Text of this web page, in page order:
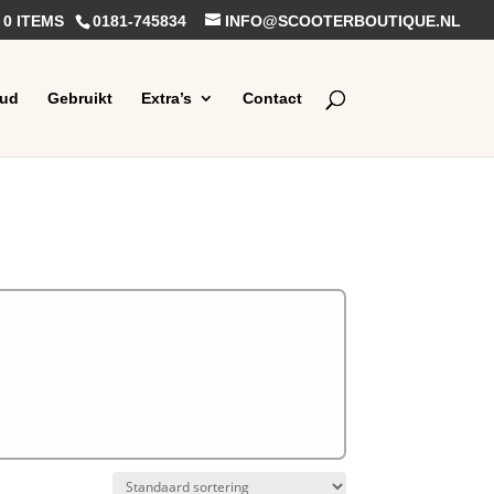
0181-745834 INFO@SCOOTERBOUTIQUE.NL
0 ITEMS
Gebruikt Extra’s Contact